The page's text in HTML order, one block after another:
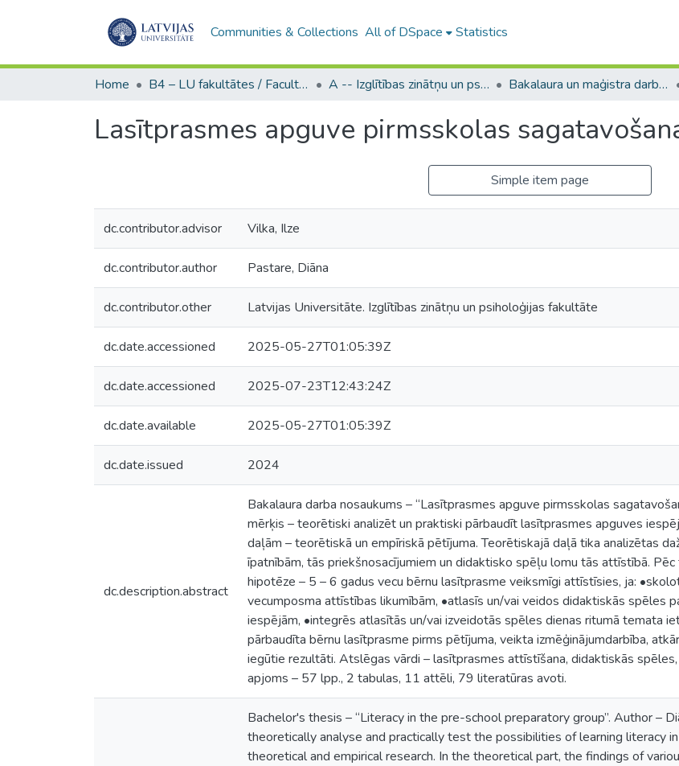
Communities & Collections All of DSpace Statistics
Home B4 – LU fakultātes / Faculties of the UL A -- Izglītības zinātņu un psiholoģijas fakultāte / Faculty of Education Sciences and Psychology Bakalaura un maģistra darbi (PPMF) / Bachelor's and Master's theses
Lasītprasmes apguve pirmsskolas
Simple item page
dc.contributor.advisor Vilka, Ilze
dc.contributor.author Pastare, Diāna
dc.contributor.other Latvijas Universitāte. Izglītības zinātņu un psiholoģijas fakultāte
dc.date.accessioned 2025-05-27T01:05:39Z
dc.date.accessioned 2025-07-23T12:43:24Z
dc.date.available 2025-05-27T01:05:39Z
dc.date.issued 2024
dc.description.abstract
Bakalaura darba nosaukums – “Lasītprasmes apguve pirmsskolas
mērķis – teorētiski analizēt un praktiski pārbaudīt lasītprasmes apguves
daļām – teorētiskā un empīriskā pētījuma. Teorētiskajā daļā tika analizētas
īpatnībām, tās priekšnosacījumiem un didaktisko spēļu lomu tās attīstībā.
hipotēze – 5 – 6 gadus vecu bērnu lasītprasme veiksmīgi attīstīsies, ja:
vecumposma attīstības likumībām, •atlasīs un/vai veidos didaktiskās spēles
iespējām, •integrēs atlasītās un/vai izveidotās spēles dienas ritumā temata
pārbaudīta bērnu lasītprasme pirms pētījuma, veikta izmēģinājumdarbība,
iegūtie rezultāti. Atslēgas vārdi – lasītprasmes attīstīšana, didaktiskās
apjoms – 57 lpp., 2 tabulas, 11 attēli, 79 literatūras avoti.
Bachelor's thesis – “Literacy in the pre-school preparatory group”. Author –
theoretically analyse and practically test the possibilities of learning literacy
theoretical and empirical research. In the theoretical part, the findings of